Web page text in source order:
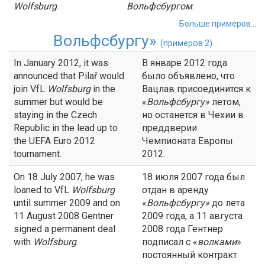
Wolfsburg.
Вольфсбургом.
Больше примеров...
Вольфсбургу» (примеров 2)
In January 2012, it was
announced that Pilař would
join VfL Wolfsburgin the
summer but would be
staying in the Czech
Republic in the lead up to
the UEFA Euro 2012
tournament.
В январе 2012 года
было объявлено, что
Вацлав присоединится к
«Вольфсбургу» летом,
но останется в Чехии в
преддверии
Чемпионата Европы
2012.
On 18 July 2007, he was
loaned to VfL Wolfsburg
until summer 2009 and on
11 August 2008 Gentner
signed a permanent deal
with Wolfsburg.
18 июля 2007 года был
отдан в аренду
«Вольфсбургу» до лета
2009 года, а 11 августа
2008 года Гентнер
подписал с «волками»
постоянный контракт.